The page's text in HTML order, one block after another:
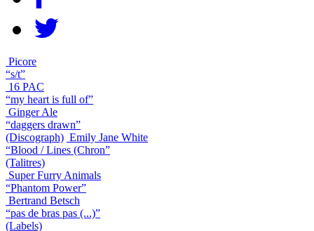
Picore
“s/t”
16 PAC
“my heart is full of”
Ginger Ale
“daggers drawn”
(Discograph) Emily Jane White
“Blood / Lines (Chron”
(Talitres)
Super Furry Animals
“Phantom Power”
Bertrand Betsch
“pas de bras pas (...)”
(Labels)